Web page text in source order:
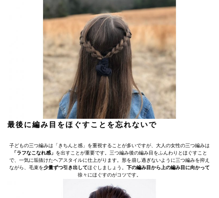
最後に編み目をほぐすことを忘れないで
子どもの三つ編みは「きちんと感」を重視することが多いですが、大人の女性の三つ編みは
「ラフなこなれ感」 を出すことが重要です。三つ編み後の編み目をふんわりとほぐすこと
で、一気に垢抜けたヘアスタイルに仕上がります。形を崩し過ぎないように三つ編みを抑え
ながら、毛束を少量ずつ引き出してほぐしましょう。 下の編み目から上の編み目に向かって
徐々にほぐすのがコツです。